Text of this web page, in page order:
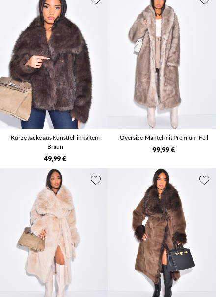
Kurze Jacke aus Kunstfell in kaltem
Braun
49,99 €
Oversize-Mantel mit Premium-Fell
99,99 €